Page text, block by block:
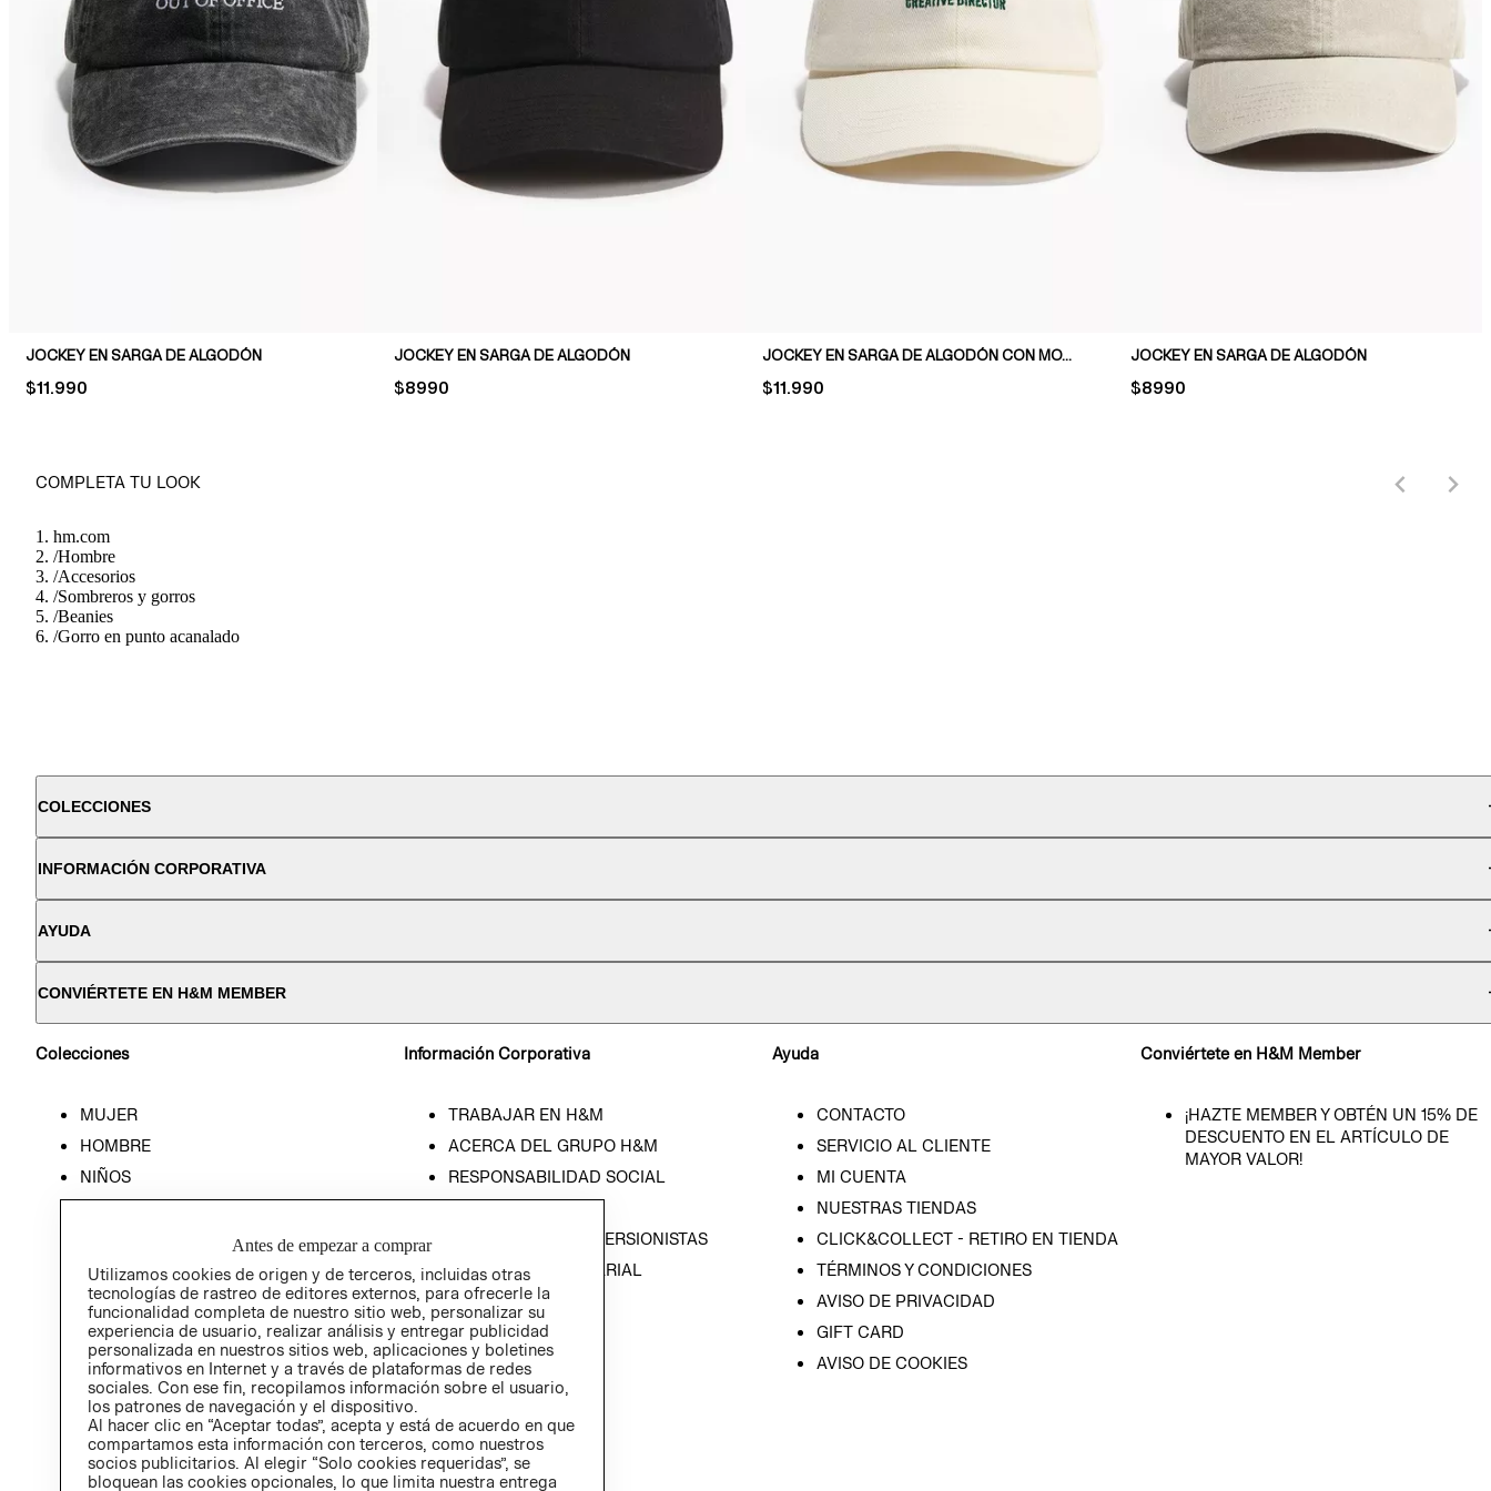
JOCKEY EN SARGA DE ALGODÓN
PRICE:
$11.990
JOCKEY EN SARGA DE ALGODÓN
PRICE:
$8990
JOCKEY EN SARGA DE ALGODÓN CON MOTIVO
PRICE:
$11.990
JOCKEY EN SARGA DE ALGODÓN
PRICE:
$8990
COMPLETA TU LOOK
hm.com
/Hombre
/Accesorios
/Sombreros y gorros
/Beanies
/Gorro en punto acanalado
COLECCIONES
INFORMACIÓN CORPORATIVA
AYUDA
CONVIÉRTETE EN H&M MEMBER
Colecciones
MUJER
HOMBRE
NIÑOS
Información Corporativa
TRABAJAR EN H&M
ACERCA DEL GRUPO H&M
RESPONSABILIDAD SOCIAL
RELACIÓN CON INVERSIONISTAS
POLÍTICA EMPRESARIAL
Ayuda
CONTACTO
SERVICIO AL CLIENTE
MI CUENTA
NUESTRAS TIENDAS
CLICK&COLLECT - RETIRO EN TIENDA
TÉRMINOS Y CONDICIONES
AVISO DE PRIVACIDAD
GIFT CARD
AVISO DE COOKIES
Conviértete en H&M Member
¡HAZTE MEMBER Y OBTÉN UN 15% DE
DESCUENTO EN EL ARTÍCULO DE
MAYOR VALOR!
Antes de empezar a comprar
Utilizamos cookies de origen y de terceros, incluidas otras
tecnologías de rastreo de editores externos, para ofrecerle la
funcionalidad completa de nuestro sitio web, personalizar su
experiencia de usuario, realizar análisis y entregar publicidad
personalizada en nuestros sitios web, aplicaciones y boletines
informativos en Internet y a través de plataformas de redes
sociales. Con ese fin, recopilamos información sobre el usuario,
los patrones de navegación y el dispositivo.
Al hacer clic en “Aceptar todas”, acepta y está de acuerdo en que
compartamos esta información con terceros, como nuestros
socios publicitarios. Al elegir “Solo cookies requeridas”, se
bloquean las cookies opcionales, lo que limita nuestra entrega